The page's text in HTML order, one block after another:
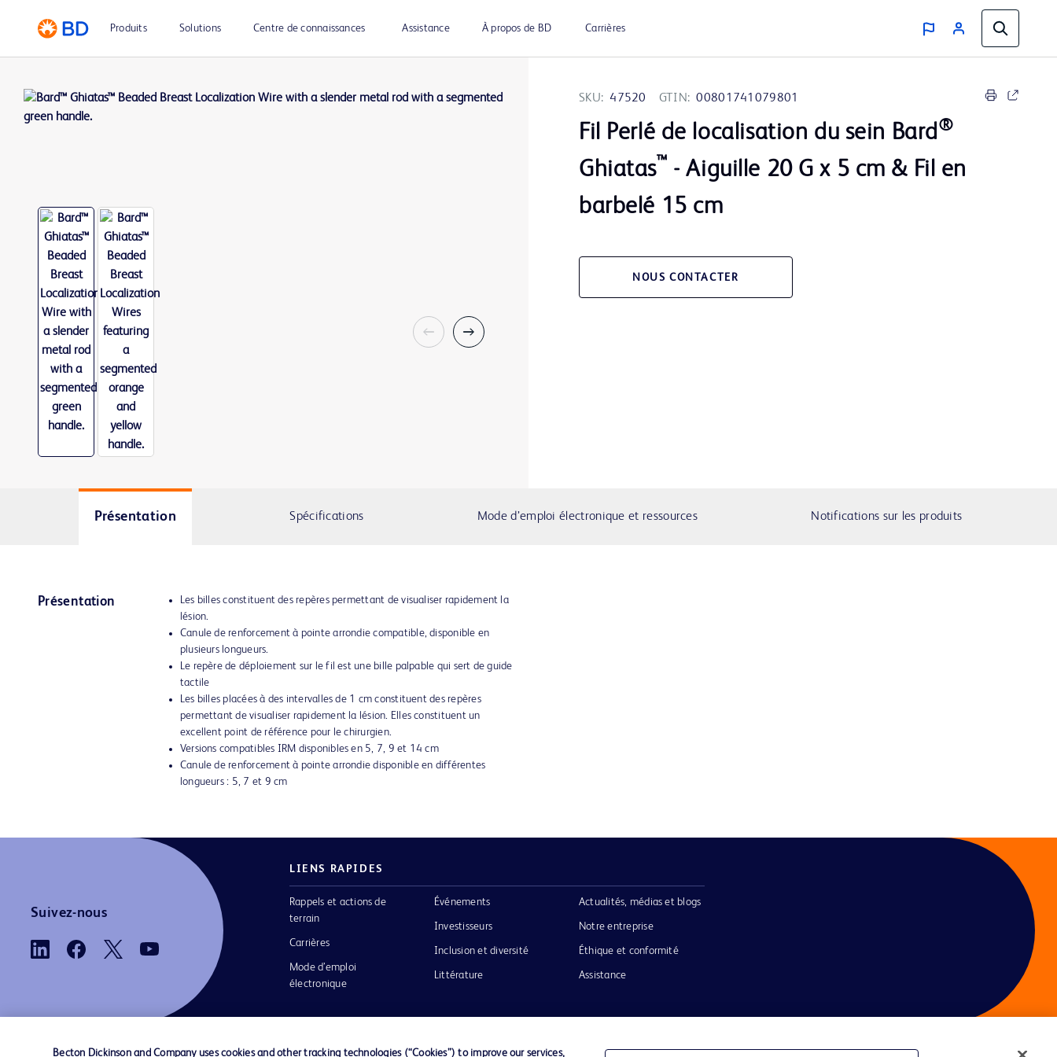
Produits Solutions Centre de connaissances Assistance À propos de BD Carrières
SKU: 47520 GTIN: 00801741079801
Fil Perlé de localisation du sein Bard®
Ghiatas™ - Aiguille 20 G x 5 cm & Fil en
barbelé 15 cm
NOUS CONTACTER
Présentation Spécifications Mode d’emploi électronique et ressources Notifications sur les produits
Présentation
Les billes constituent des repères permettant de visualiser rapidement la
lésion.
Canule de renforcement à pointe arrondie compatible, disponible en
plusieurs longueurs.
Le repère de déploiement sur le fil est une bille palpable qui sert de guide
tactile
Les billes placées à des intervalles de 1 cm constituent des repères
permettant de visualiser rapidement la lésion. Elles constituent un
excellent point de référence pour le chirurgien.
Versions compatibles IRM disponibles en 5, 7, 9 et 14 cm
Canule de renforcement à pointe arrondie disponible en différentes
longueurs : 5, 7 et 9 cm
Suivez-nous
LIENS RAPIDES
Rappels et actions de
terrain
Carrières
Mode d’emploi
électronique
Événements
Investisseurs
Inclusion et diversité
Littérature
Actualités, médias et blogs
Notre entreprise
Éthique et conformité
Assistance
Becton Dickinson and Company uses cookies and other tracking technologies (“Cookies”) to improve our services,